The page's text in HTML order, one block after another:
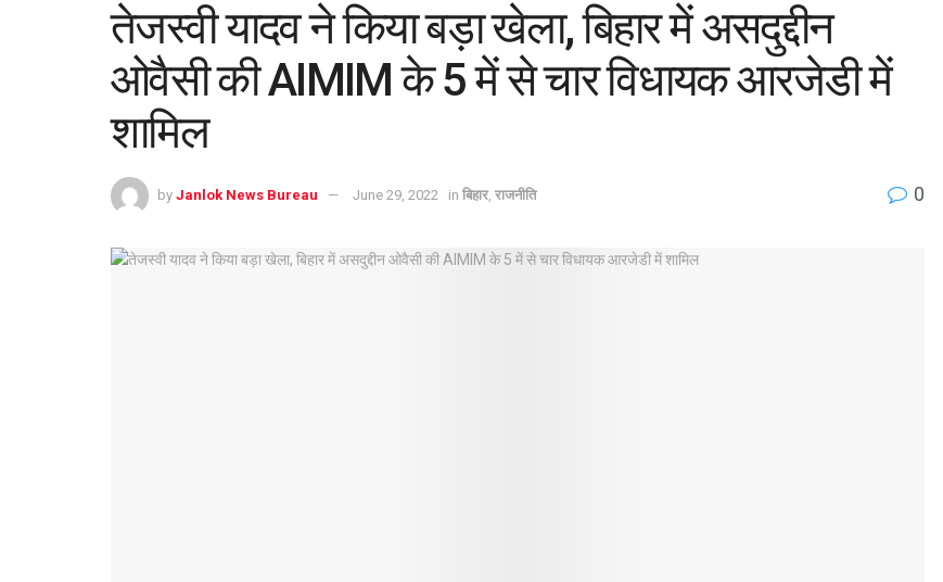
तेजस्वी यादव ने किया बड़ा खेला, बिहार में असदुद्दीन
ओवैसी की AIMIM के 5 में से चार विधायक आरजेडी में
शामिल
by Janlok News Bureau June 29, 2022 in बिहार, राजनीति 0